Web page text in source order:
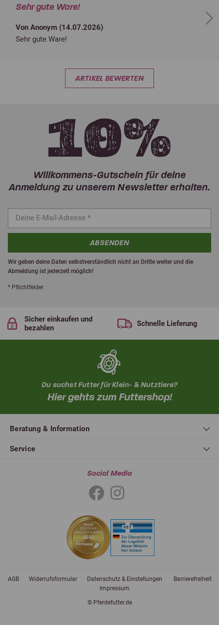
Sehr gute Ware!
Von Anonym (14.07.2026)
Sehr gute Ware!
Next
ARTIKEL BEWERTEN
Willkommens-Gutschein für deine
Anmeldung zu unserem Newsletter erhalten.
ABSENDEN
Wir geben deine Daten selbstverständlich nicht an Dritte weiter und die
Abmeldung ist jederzeit möglich!
* Pflichtfelder
Sicher einkaufen und
bezahlen
Schnelle Lieferung
Du suchst Futter für Klein- & Nutztiere?
Hier gehts zum Futtershop!
Beratung & Information
Service
Social Media
© Pferdefutter.de
AGB Widerrufsformular Datenschutz & Einstellungen
Barrierefreiheit
Impressum